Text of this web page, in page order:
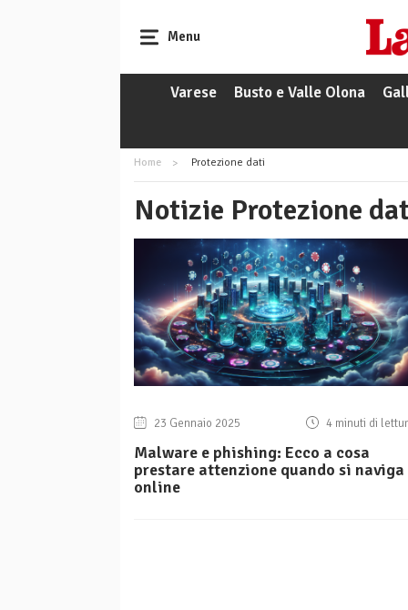
Menu
Varese Busto e Valle Olona
Home Protezione dati
Notizie Protezione
23 Gennaio 2025 4 minuti di
Malware e phishing: Ecco a cosa
prestare attenzione quando si naviga
online